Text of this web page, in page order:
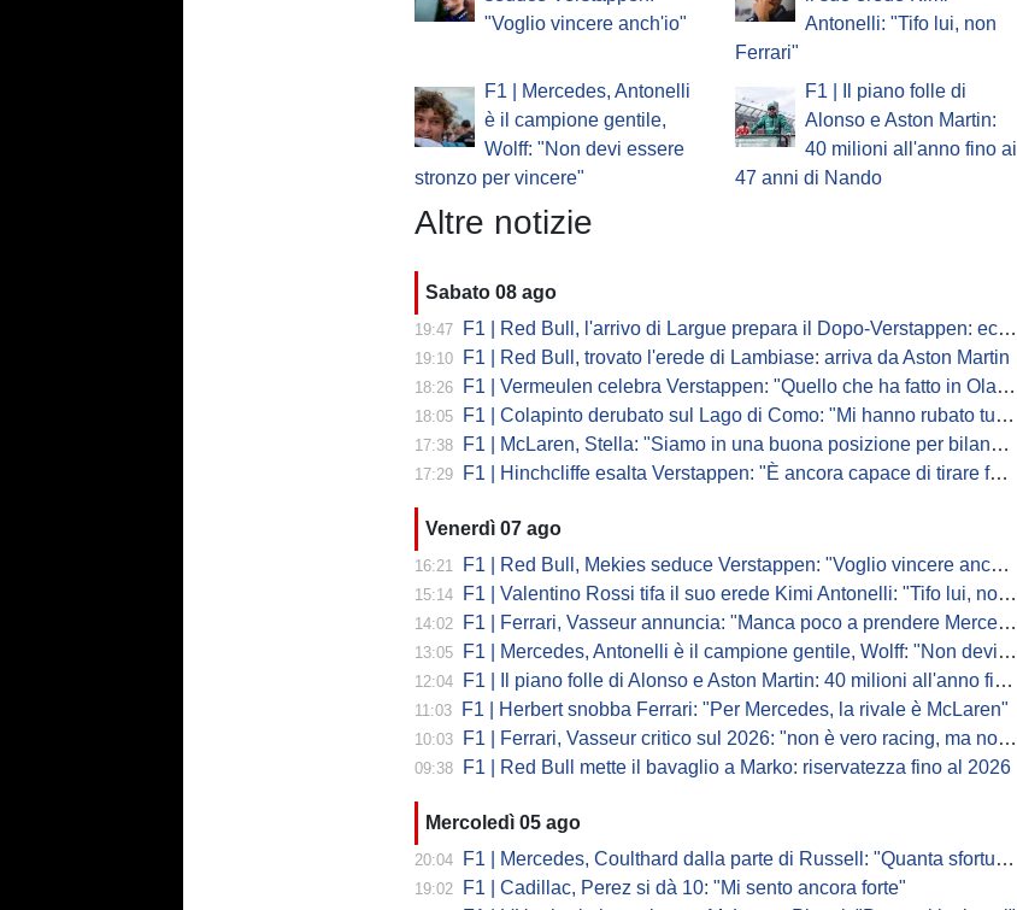
"Voglio vincere anch'io"
Antonelli: "Tifo lui, non
Ferrari"
F1 | Mercedes, Antonelli
è il campione gentile,
Wolff: "Non devi essere
stronzo per vincere"
F1 | Il piano folle di
Alonso e Aston Martin:
40 milioni all'anno fino ai
47 anni di Nando
Altre notizie
Sabato 08 ago
19:47 F1 | Red Bull, l'arrivo di Largue prepara il Dopo-Verstappen: ecco come
19:10 F1 | Red Bull, trovato l'erede di Lambiase: arriva da Aston Martin
18:26 F1 | Vermeulen celebra Verstappen: "Quello che ha fatto in Olanda è stato gigantesco"
18:05 F1 | Colapinto derubato sul Lago di Como: "Mi hanno rubato tutto"
17:38 F1 | McLaren, Stella: "Siamo in una buona posizione per bilanciare 2026 e 2027"
17:29 F1 | Hinchcliffe esalta Verstappen: "È ancora capace di tirare fuori risultati inattesi"
Venerdì 07 ago
16:21 F1 | Red Bull, Mekies seduce Verstappen: "Voglio vincere anch'io"
15:14 F1 | Valentino Rossi tifa il suo erede Kimi Antonelli: "Tifo lui, non Ferrari"
14:02 F1 | Ferrari, Vasseur annuncia: "Manca poco a prendere Mercedes, ma non basterà l'ADUO"
13:05 F1 | Mercedes, Antonelli è il campione gentile, Wolff: "Non devi essere stronzo per vincere"
12:04 F1 | Il piano folle di Alonso e Aston Martin: 40 milioni all'anno fino ai 47 anni di Nando
11:03 F1 | Herbert snobba Ferrari: "Per Mercedes, la rivale è McLaren"
10:03 F1 | Ferrari, Vasseur critico sul 2026: "non è vero racing, ma non è artificiale"
09:38 F1 | Red Bull mette il bavaglio a Marko: riservatezza fino al 2026
Mercoledì 05 ago
20:04 F1 | Mercedes, Coulthard dalla parte di Russell: "Quanta sfortuna può avere un pilota?"
19:02 F1 | Cadillac, Perez si dà 10: "Mi sento ancora forte"